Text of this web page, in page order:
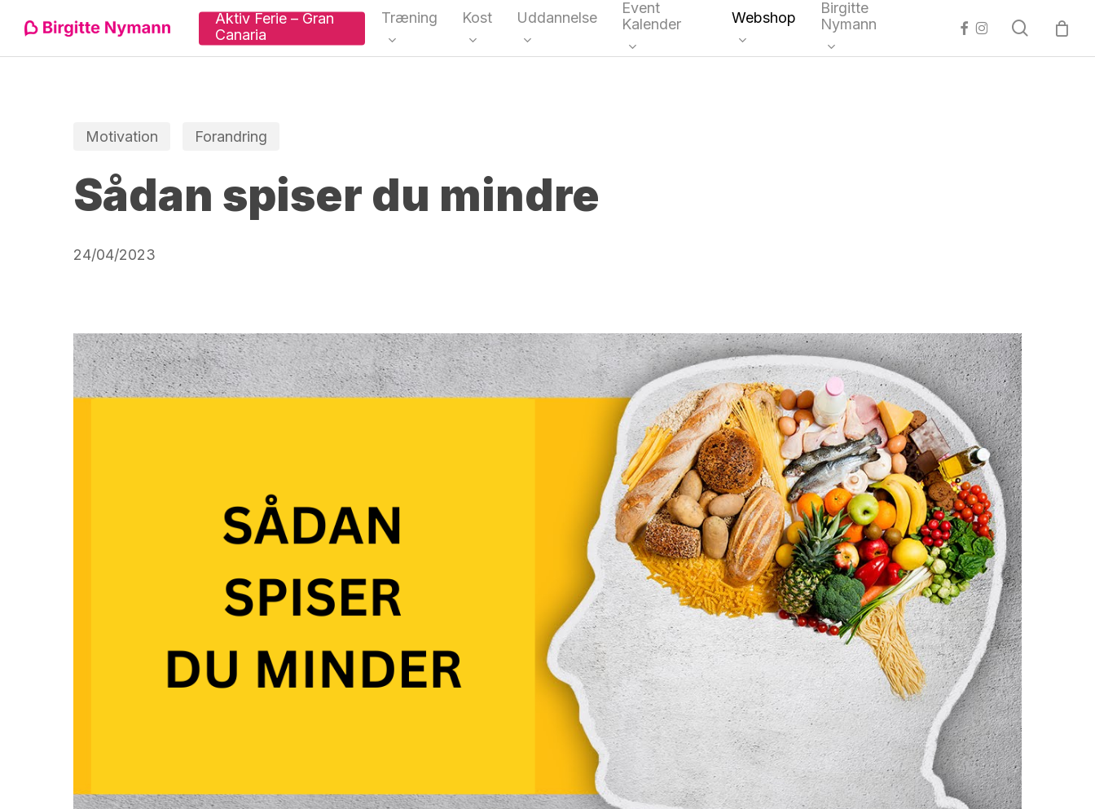
Tryk "enter" for at søge eller ESC for at lukke
Aktiv Ferie – Gran
Canaria
Træning Kost Uddannelse
Event
Kalender
Webshop
Birgitte
Nymann
facebook
instagram search
Motivation Forandring
Sådan spiser du mindre
24/04/2023